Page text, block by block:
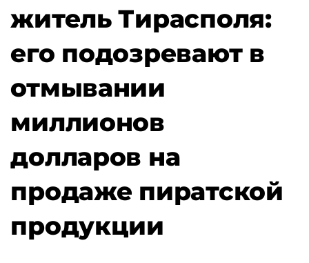
житель Тирасполя:
его подозревают в
отмывании
миллионов
долларов на
продаже пиратской
продукции